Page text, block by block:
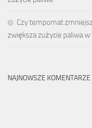
Czy tempomat
zwiększa zużycie paliwa
NAJNOWSZE KOMENTARZE